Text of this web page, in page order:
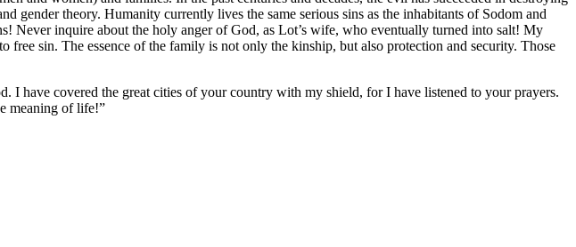
gender theory. Humanity currently lives the same serious sins as the inhabitants of Sodom and
Never inquire about the holy anger of God, as Lot’s wife, who eventually turned into salt! My
sin. The essence of the family is not only the kinship, but also protection and security. Those
have covered the great cities of your country with my shield, for I have listened to your prayers.
meaning of life!”